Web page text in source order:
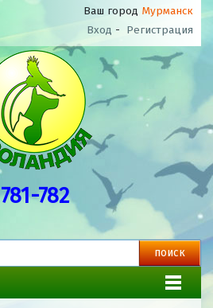
Ваш город Мурманск
Вход - Регистрация
781-782